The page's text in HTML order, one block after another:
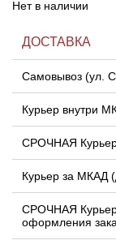
Нет в наличии
ДОСТАВКА
Самовывоз (ул.
Курьер внутри
СРОЧНАЯ
Курьер за МКАД
СРОЧНАЯ
оформления
Линейки для
Полочки для лука
Плунжеры для
Киссеры для лука
Охотничьи ножи
Ножи складные